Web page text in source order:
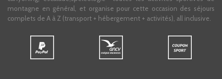
montagne en général, et organise pour cette occasion des séjours
complets de A à Z (transport + hébergement + activités), all inclusive.